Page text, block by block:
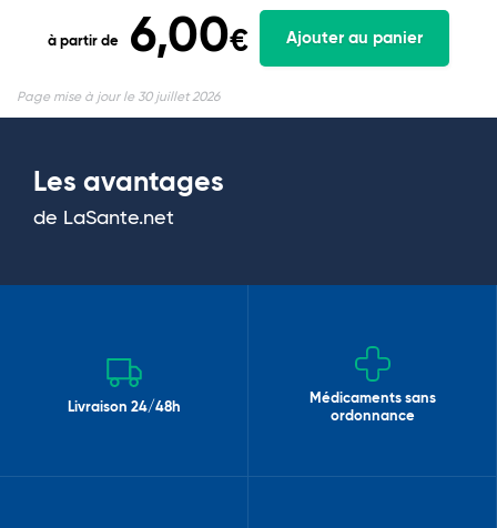
à partir de 6,00€ Ajouter au panier
Page mise à jour le 30 juillet 2026
Les avantages
de LaSante.net
Livraison 24/48h
Médicaments sans
ordonnance